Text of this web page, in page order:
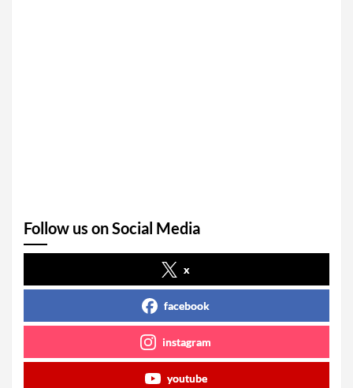
Follow us on Social Media
x
facebook
instagram
youtube